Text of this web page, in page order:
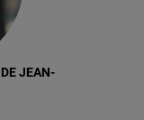
JEAN-